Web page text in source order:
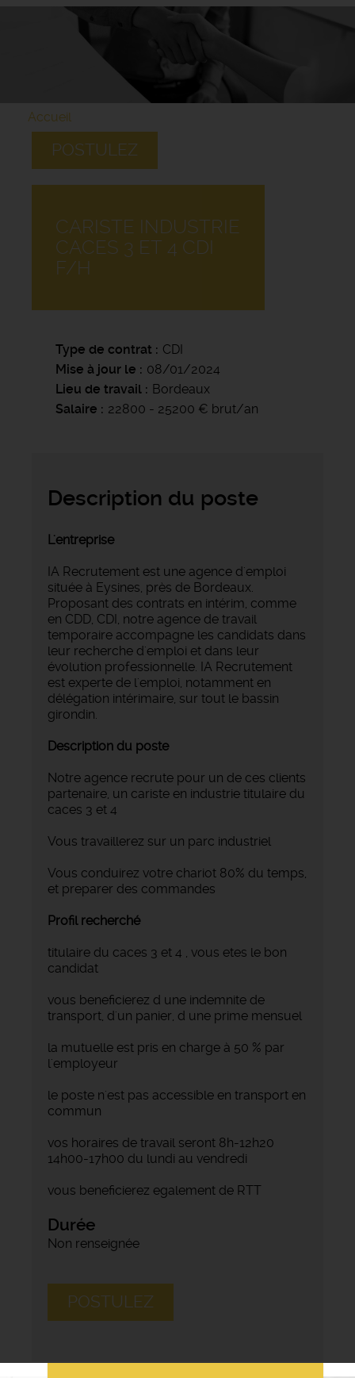
Accueil
POSTULEZ
CARISTE INDUSTRIE
CACES 3 ET 4 CDI
F/H
Type de contrat
CDI
Mise à jour le
08/01/2024
Lieu de travail
Bordeaux
Salaire
22800 - 25200 € brut/an
Description du poste
L'entreprise
IA Recrutement est une agence d'emploi
située à Eysines, près de Bordeaux.
Proposant des contrats en intérim, comme
en CDD, CDI, notre agence de travail
temporaire accompagne les candidats dans
leur recherche d'emploi et dans leur
évolution professionnelle. IA Recrutement
est experte de l'emploi, notamment en
délégation intérimaire, sur tout le bassin
girondin.
Description du poste
Notre agence recrute pour un de ces clients
partenaire, un cariste en industrie titulaire du
caces 3 et 4
Vous travaillerez sur un parc industriel
Vous conduirez votre chariot 80% du temps,
et preparer des commandes
Profil recherché
titulaire du caces 3 et 4 , vous etes le bon
candidat
vous beneficierez d une indemnite de
transport, d'un panier, d une prime mensuel
la mutuelle est pris en charge à 50 % par
l'employeur
le poste n'est pas accessible en transport en
commun
vos horaires de travail seront 8h-12h20
14h00-17h00 du lundi au vendredi
vous beneficierez egalement de RTT
Durée
Non renseignée
POSTULEZ